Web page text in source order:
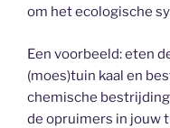
om het ecologische
Een voorbeeld: eten
(moes)tuin kaal en
chemische
de opruimers in jouw